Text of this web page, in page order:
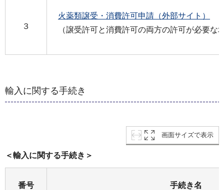
３
火薬類譲受・消費許可申請（外部サイト）
（譲受許可と消費許可の両方の許可が必要な
輸入に関する手続き
画面サイズで表示
＜輸入に関する手続き＞
番号 手続き名